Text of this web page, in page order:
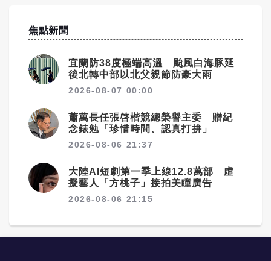
焦點新聞
宜蘭防38度極端高溫 颱風白海豚延
後北轉中部以北父親節防豪大雨
2026-08-07 00:00
蕭萬長任張啓楷競總榮譽主委 贈紀
念錶勉「珍惜時間、認真打拚」
2026-08-06 21:37
大陸AI短劇第一季上線12.8萬部 虛
擬藝人「方桃子」接拍美瞳廣告
2026-08-06 21:15